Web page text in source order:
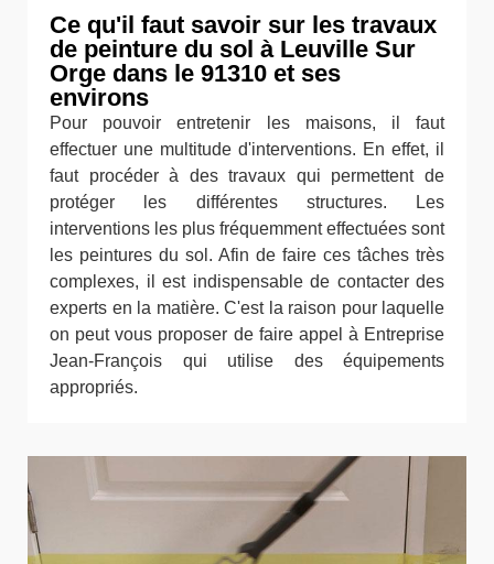
Ce qu'il faut savoir sur les travaux
de peinture du sol à Leuville Sur
Orge dans le 91310 et ses
environs
Pour pouvoir entretenir les maisons, il faut
effectuer une multitude d'interventions. En effet, il
faut procéder à des travaux qui permettent de
protéger les différentes structures. Les
interventions les plus fréquemment effectuées sont
les peintures du sol. Afin de faire ces tâches très
complexes, il est indispensable de contacter des
experts en la matière. C'est la raison pour laquelle
on peut vous proposer de faire appel à Entreprise
Jean-François qui utilise des équipements
appropriés.